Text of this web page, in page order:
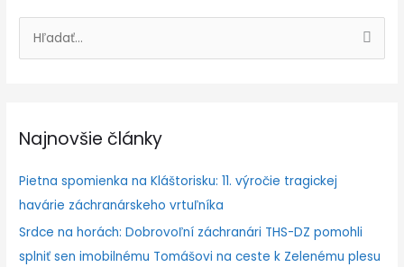
y
a
a
ť
:
Najnovšie články
Pietna spomienka na Kláštorisku: 11. výročie tragickej
havárie záchranárskeho vrtuľníka
Srdce na horách: Dobrovoľní záchranári THS-DZ pomohli
splniť sen imobilnému Tomášovi na ceste k Zelenému plesu